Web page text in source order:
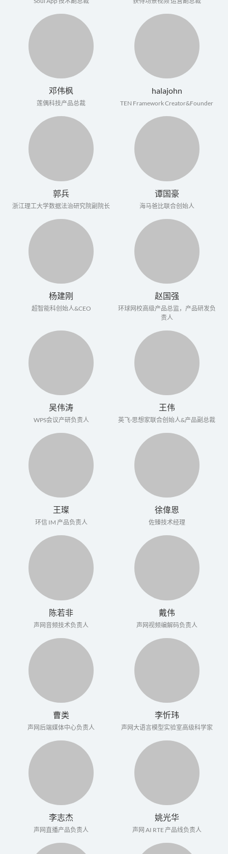
邓伟枫
莲偶科技产品总裁
halajohn
TEN Framework Creator&Founder
郭兵
浙江理工大学数据法治研究院副院长
谭国豪
海马爸比联合创始人
杨建刚
超智能科创始人&CEO
赵国强
环球网校高级产品总监，产品研发负
责人
吴伟涛
WPS会议产研负责人
王伟
英飞·思想家联合创始人&产品副总裁
王璨
环信 IM 产品负责人
徐偉恩
佐臻技术经理
陈若非
声网音频技术负责人
戴伟
声网视频编解码负责人
曹类
声网后端媒体中心负责人
李忻玮
声网大语言模型实验室高级科学家
李志杰
声网直播产品负责人
姚光华
声网 AI RTE 产品线负责人